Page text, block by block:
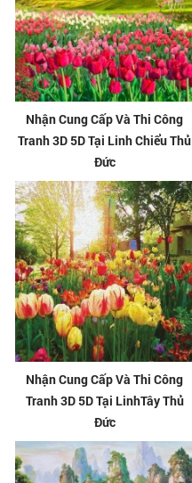
Nhận Cung Cấp Và Thi Công
Tranh 3D 5D Tại Linh Chiểu Thủ
Đức
Nhận Cung Cấp Và Thi Công
Tranh 3D 5D Tại LinhTây Thủ
Đức